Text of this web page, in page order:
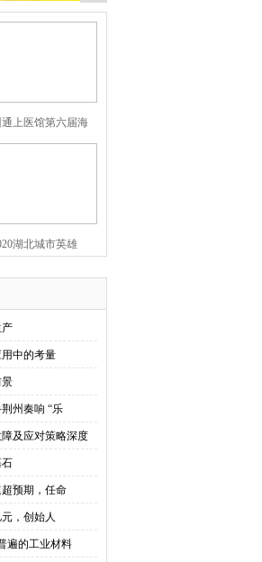
通上医馆第六届海
湖北城市英雄
中的考量
州奏响 “乐
及应对策略深度
预期，任命
，创始人
遍的工业材料